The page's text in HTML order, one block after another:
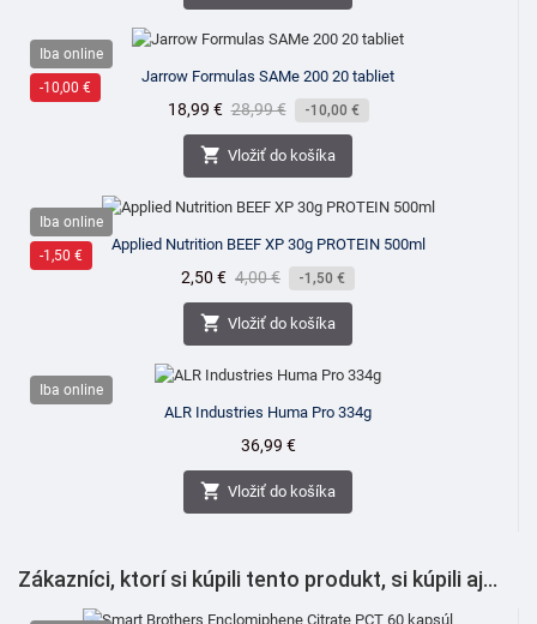
Iba online
-10,00 €
Jarrow Formulas SAMe 200 20 tabliet
Cena
18,99 € Bežná
cena
28,99 € -10,00 €
 Vložiť do košíka
Iba online
-1,50 €
Applied Nutrition BEEF XP 30g PROTEIN 500ml
Cena
2,50 € Bežná
cena
4,00 € -1,50 €
 Vložiť do košíka
Iba online
ALR Industries Huma Pro 334g
Cena
36,99 €
 Vložiť do košíka
Zákazníci, ktorí si kúpili tento produkt, si kúpili aj...